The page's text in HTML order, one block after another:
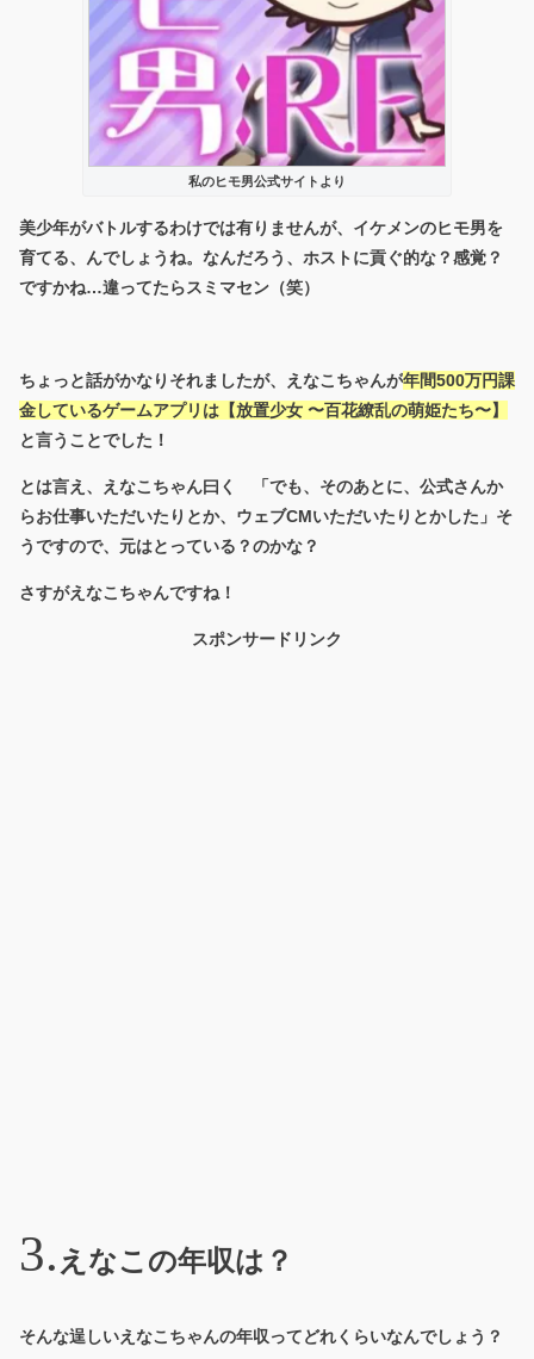
私のヒモ男公式サイトより
美少年がバトルするわけでは有りませんが、イケメンのヒモ男を
育てる、んでしょうね。なんだろう、ホストに貢ぐ的な？感覚？
ですかね…違ってたらスミマセン（笑）
ちょっと話がかなりそれましたが、えなこちゃんが年間500万円課
金しているゲームアプリは【放置少女 〜百花繚乱の萌姫たち〜】
と言うことでした！
とは言え、えなこちゃん曰く 「でも、そのあとに、公式さんか
らお仕事いただいたりとか、ウェブCMいただいたりとかした」そ
うですので、元はとっている？のかな？
さすがえなこちゃんですね！
スポンサードリンク
えなこの年収は？
そんな逞しいえなこちゃんの年収ってどれくらいなんでしょう？